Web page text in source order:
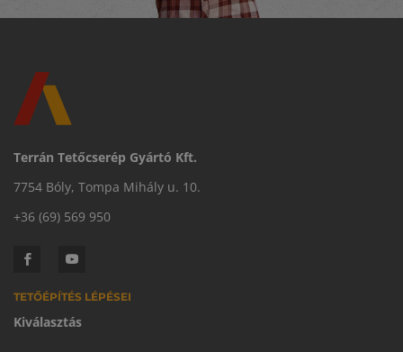
Terrán Tetőcserép Gyártó Kft.
7754 Bóly, Tompa Mihály u. 10.
+36 (69) 569 950
TETŐÉPÍTÉS LÉPÉSEI
Kiválasztás